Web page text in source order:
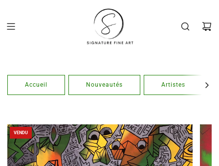
contenu
Accueil Nouveautés Artistes
VENDU